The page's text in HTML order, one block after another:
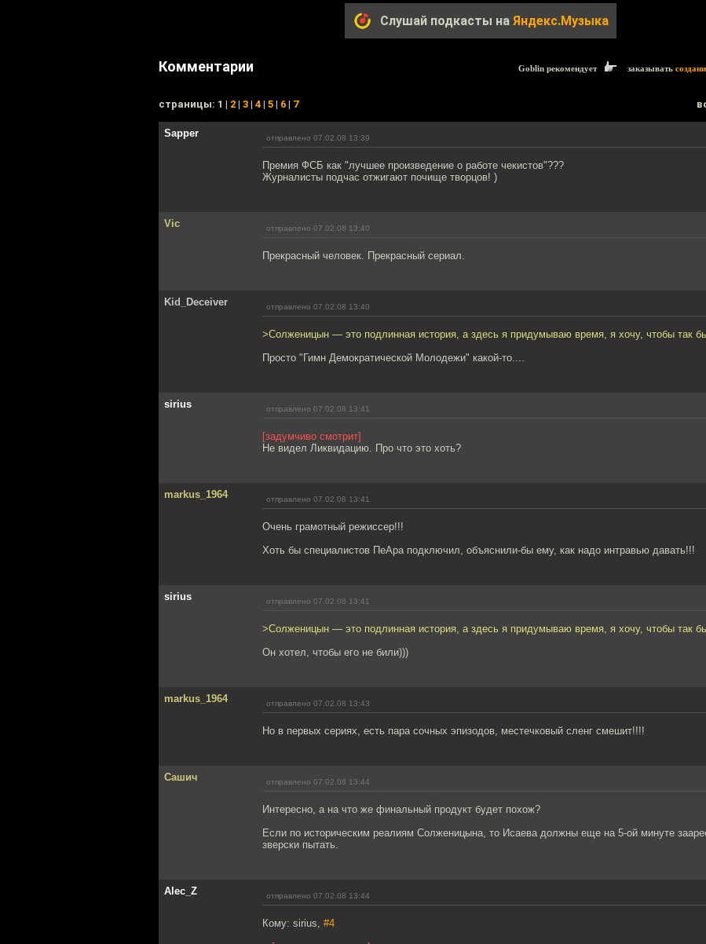
Слушай подкасты на Яндекс.Музыка
Комментарии Goblin рекомендует заказывать
cтраницы: 1 | 2 | 3 | 4 | 5 | 6 | 7
Sapper отправлено 07.02.08 13:39
Премия ФСБ как "лучшее произведение о работе чекистов"???
Журналисты подчас отжигают почище творцов! )
Vic отправлено 07.02.08 13:40
Прекрасный человек. Прекрасный сериал.
Kid_Deceiver отправлено 07.02.08 13:40
>Солженицын — это подлинная история, а здесь я придумываю время, я хочу, чтобы так
Просто "Гимн Демократической Молодежи" какой-то....
sirius отправлено 07.02.08 13:41
[задумчиво смотрит]
Не видел Ликвидацию. Про что это хоть?
markus_1964 отправлено 07.02.08 13:41
Очень грамотный режиссер!!!
Хоть бы специалистов ПеАра подключил, объяснили-бы ему, как надо интравью давать!!!
sirius отправлено 07.02.08 13:41
>Солженицын — это подлинная история, а здесь я придумываю время, я хочу, чтобы так
Он хотел, чтобы его не били)))
markus_1964 отправлено 07.02.08 13:43
Но в первых сериях, есть пара сочных эпизодов, местечковый сленг смешит!!!!
Сашич отправлено 07.02.08 13:44
Интересно, а на что же финальный продукт будет похож?
Если по историческим реалиям Солженицына, то Исаева должны еще на 5-ой минуте
зверски пытать.
Alec_Z отправлено 07.02.08 13:44
Кому: sirius, #4